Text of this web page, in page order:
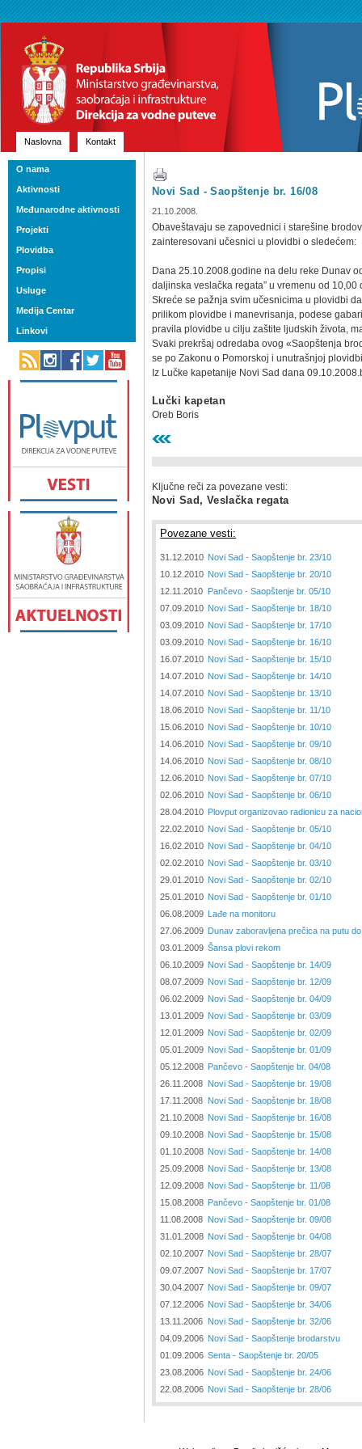
Naslovna Kontakt
Novi Sad - Saopštenje br. 16/08
21.10.2008.
Obaveštavaju se zapovednici i starešine
zainteresovani učesnici u plovidbi o sledećem:
Dana 25.10.2008.godine na delu reke Dunav
daljinska veslačka regata” u vremenu od
Skreće se pažnja svim učesnicima u plovidbi
prilikom plovidbe i manevrisanja, podese
pravila plovidbe u cilju zaštite ljudskih života,
Svaki prekršaj odredaba ovog «Saopštenja
se po Zakonu o Pomorskoj i unutrašnjoj
Iz Lučke kapetanije Novi Sad dana
Lučki kapetan
Oreb Boris
Ključne reči za povezane vesti:
Novi Sad, Veslačka regata
Povezane vesti:
31.12.2010 Novi Sad - Saopštenje br. 23/10
10.12.2010 Novi Sad - Saopštenje br. 20/10
12.11.2010 Pančevo - Saopštenje br. 05/10
07.09.2010 Novi Sad - Saopštenje br. 18/10
03.09.2010 Novi Sad - Saopštenje br. 17/10
03.09.2010 Novi Sad - Saopštenje br. 16/10
16.07.2010 Novi Sad - Saopštenje br. 15/10
14.07.2010 Novi Sad - Saopštenje br. 14/10
14.07.2010 Novi Sad - Saopštenje br. 13/10
18.06.2010 Novi Sad - Saopštenje br. 11/10
15.06.2010 Novi Sad - Saopštenje br. 10/10
14.06.2010 Novi Sad - Saopštenje br. 09/10
14.06.2010 Novi Sad - Saopštenje br. 08/10
12.06.2010 Novi Sad - Saopštenje br. 07/10
02.06.2010 Novi Sad - Saopštenje br. 06/10
28.04.2010 Plovput organizovao radionicu za
22.02.2010 Novi Sad - Saopštenje br. 05/10
16.02.2010 Novi Sad - Saopštenje br. 04/10
02.02.2010 Novi Sad - Saopštenje br. 03/10
29.01.2010 Novi Sad - Saopštenje br. 02/10
25.01.2010 Novi Sad - Saopštenje br. 01/10
06.08.2009 Lađe na monitoru
27.06.2009 Dunav zaboravljena prečica na putu
03.01.2009 Šansa plovi rekom
06.10.2009 Novi Sad - Saopštenje br. 14/09
08.07.2009 Novi Sad - Saopštenje br. 12/09
06.02.2009 Novi Sad - Saopštenje br. 04/09
13.01.2009 Novi Sad - Saopštenje br. 03/09
12.01.2009 Novi Sad - Saopštenje br. 02/09
05.01.2009 Novi Sad - Saopštenje br. 01/09
05.12.2008 Pančevo - Saopštenje br. 04/08
26.11.2008 Novi Sad - Saopštenje br. 19/08
17.11.2008 Novi Sad - Saopštenje br. 18/08
21.10.2008 Novi Sad - Saopštenje br. 16/08
09.10.2008 Novi Sad - Saopštenje br. 15/08
01.10.2008 Novi Sad - Saopštenje br. 14/08
25.09.2008 Novi Sad - Saopštenje br. 13/08
12.09.2008 Novi Sad - Saopštenje br. 11/08
15.08.2008 Pančevo - Saopštenje br. 01/08
11.08.2008 Novi Sad - Saopštenje br. 09/08
31.01.2008 Novi Sad - Saopštenje br. 04/08
02.10.2007 Novi Sad - Saopštenje br. 28/07
09.07.2007 Novi Sad - Saopštenje br. 17/07
30.04.2007 Novi Sad - Saopštenje br. 09/07
07.12.2006 Novi Sad - Saopštenje br. 34/06
13.11.2006 Novi Sad - Saopštenje br. 32/06
04.09.2006 Novi Sad - Saopštenje brodarstvu
01.09.2006 Senta - Saopštenje br. 20/05
23.08.2006 Novi Sad - Saopštenje br. 24/06
22.08.2006 Novi Sad - Saopštenje br. 28/06
O nama
Aktivnosti
Međunarodne aktivnosti
Projekti
Plovidba
Propisi
Usluge
Medija Centar
Linkovi